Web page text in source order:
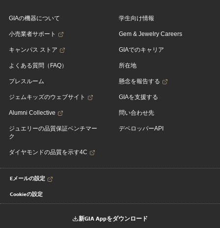
GIAの機器について
小売業者サポート
キャンパス ストア
よくある質問（FAQ）
プレスルーム
ジェムキッズのウェブサイト
Alumni Collective
ジュエリーの品質保証ベンチマー
ク
ダイヤモンドの品質を示す4C
学生向け情報
Gem & Jewelry Careers
GIAでのキャリア
所在地
懸念を報告する
GIAを支援する
問い合わせ先
デベロッパーAPI
Eメールの設定
Cookieの設定
新GIA Appをダウンロード